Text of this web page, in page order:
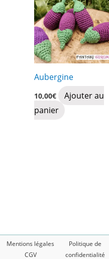
variations.
Les
options
peuvent
être
choisies
sur
Aubergine
10,00€
Ajouter au
panier
Mentions légales
CGV
Politique de
confidentialité